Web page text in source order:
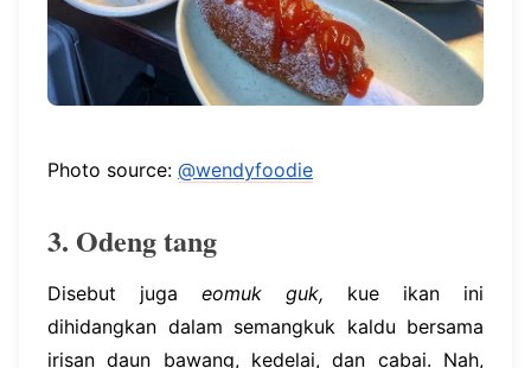
Photo source: @wendyfoodie
3. Odeng tang
Disebut juga eomuk guk, kue ikan ini
dihidangkan dalam semangkuk kaldu bersama
irisan daun bawang, kedelai, dan cabai. Nah,